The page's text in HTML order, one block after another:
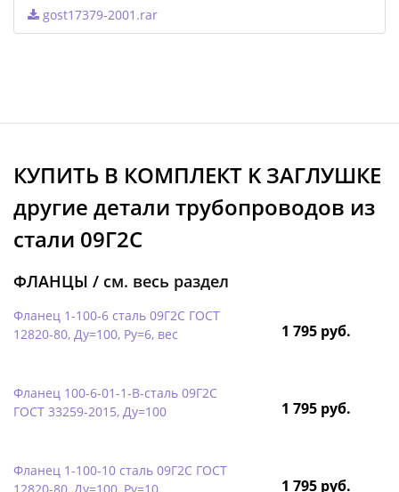
gost17379-2001.rar
КУПИТЬ В КОМПЛЕКТ K ЗАГЛУШКЕ
другие детали трубопроводов из
стали 09Г2С
ФЛАНЦЫ / см. весь раздел
Фланец 1-100-6 сталь 09Г2С ГОСТ
12820-80, Ду=100, Ру=6, вес
1 795 руб.
Фланец 100-6-01-1-B-сталь 09Г2С
ГОСТ 33259-2015, Ду=100
1 795 руб.
Фланец 1-100-10 сталь 09Г2С ГОСТ
1 795 руб.